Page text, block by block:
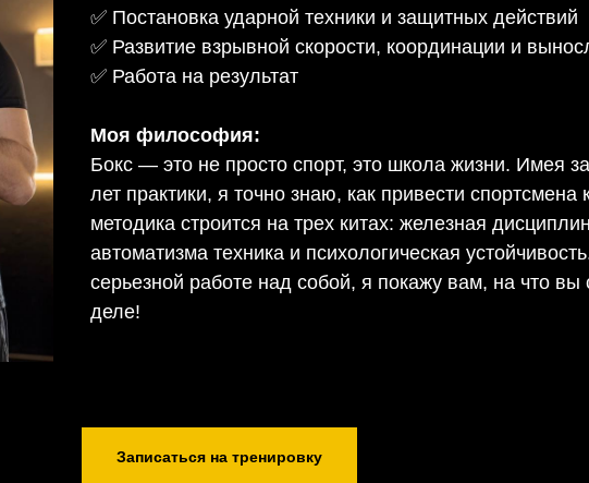
✅ Постановка ударной техники и защитных действий
✅ Развитие взрывной скорости, координации и
✅ Работа на результат
Моя философия:
Бокс — это не просто спорт, это школа жизни. Имея
лет практики, я точно знаю, как привести
методика строится на трех китах: железная
автоматизма техника и психологическая
серьезной работе над собой, я покажу вам, на что
деле!
Записаться на тренировку